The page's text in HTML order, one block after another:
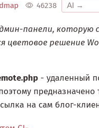
46238
панели, которую
цветовое решение
- удаленный
на сам блог-